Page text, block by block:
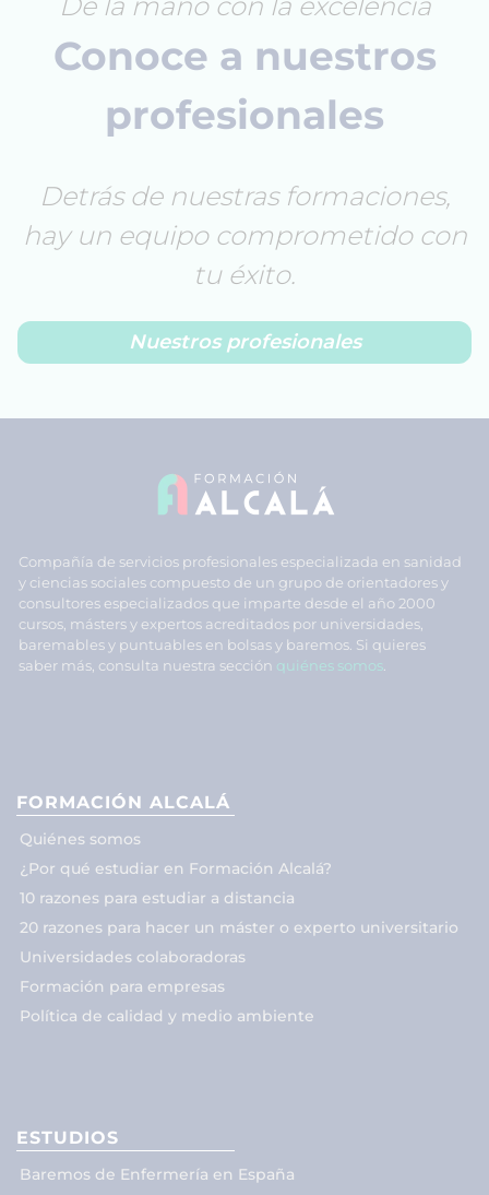
Conoce a nuestros
profesionales
Detrás de nuestras formaciones,
hay un equipo comprometido con
tu éxito.
Nuestros profesionales
Compañía de servicios profesionales especializada en sanidad
y ciencias sociales compuesto de un grupo de orientadores y
consultores especializados que imparte desde el año 2000
cursos, másters y expertos acreditados por universidades,
baremables y puntuables en bolsas y baremos. Si quieres
saber más, consulta nuestra sección quiénes somos
FORMACIÓN ALCALÁ
Quiénes somos
¿Por qué estudiar en Formación Alcalá?
10 razones para estudiar a distancia
20 razones para hacer un máster o experto universitario
Universidades colaboradoras
Formación para empresas
Política de calidad y medio ambiente
ESTUDIOS
Baremos de Enfermería en España